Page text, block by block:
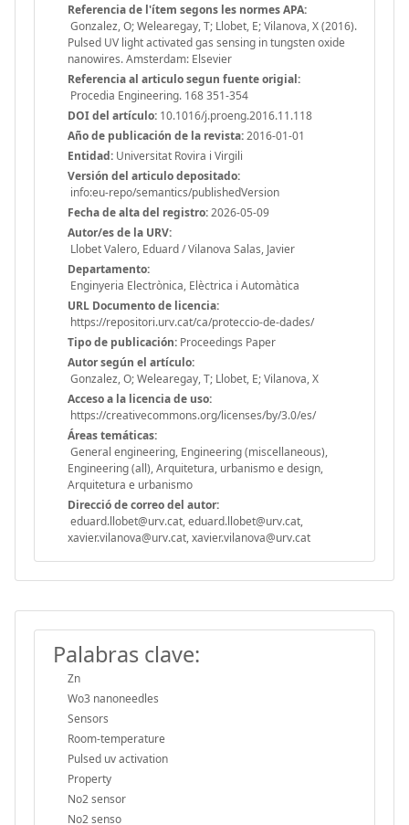
Referencia de l'ítem segons les normes APA:
Gonzalez, O; Welearegay, T; Llobet, E; Vilanova, X (2016).
Pulsed UV light activated gas sensing in tungsten oxide
nanowires. Amsterdam: Elsevier
Referencia al articulo segun fuente origial:
Procedia Engineering. 168 351-354
DOI del artículo: 10.1016/j.proeng.2016.11.118
Año de publicación de la revista:2016-01-01
Entidad: Universitat Rovira i Virgili
Versión del articulo depositado:
info:eu-repo/semantics/publishedVersion
Fecha de alta del registro:2026-05-09
Autor/es de la URV:
Llobet Valero, Eduard / Vilanova Salas, Javier
Departamento:
Enginyeria Electrònica, Elèctrica i Automàtica
URL Documento de licencia:
https://repositori.urv.cat/ca/proteccio-de-dades/
Tipo de publicación: Proceedings Paper
Autor según el artículo:
Gonzalez, O; Welearegay, T; Llobet, E; Vilanova, X
Acceso a la licencia de uso:
https://creativecommons.org/licenses/by/3.0/es/
Áreas temáticas:
General engineering, Engineering (miscellaneous),
Engineering (all), Arquitetura, urbanismo e design,
Arquitetura e urbanismo
Direcció de correo del autor:
eduard.llobet@urv.cat, eduard.llobet@urv.cat,
xavier.vilanova@urv.cat, xavier.vilanova@urv.cat
Palabras clave:
Zn
Wo3 nanoneedles
Sensors
Room-temperature
Pulsed uv activation
Property
No2 sensor
No2 senso